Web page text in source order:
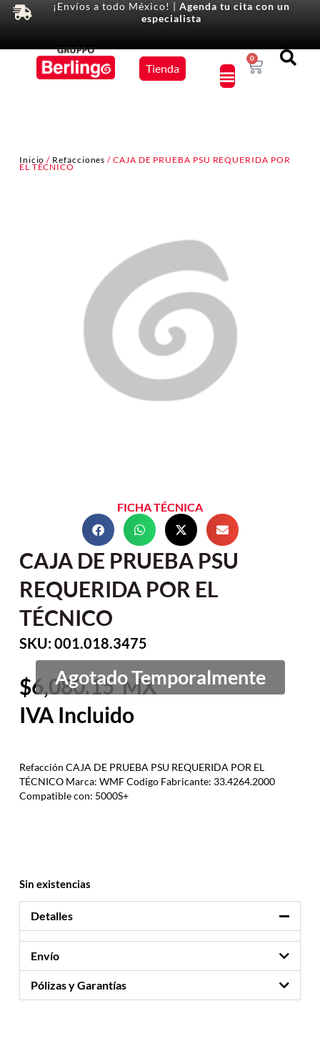
¡Envíos a todo México! | Agenda tu cita con un
especialista
Tienda
0
Inicio / Refacciones / CAJA DE PRUEBA PSU REQUERIDA POR
EL TÉCNICO
FICHA TÉCNICA
CAJA DE PRUEBA PSU
REQUERIDA POR EL
TÉCNICO
SKU: 001.018.3475
6,080.15
Refacción CAJA DE PRUEBA PSU REQUERIDA POR EL
TÉCNICO Marca: WMF Codigo Fabricante: 33.4264.2000
Compatible con: 5000S+
Sin existencias
Detalles
Envío
Pólizas y Garantías